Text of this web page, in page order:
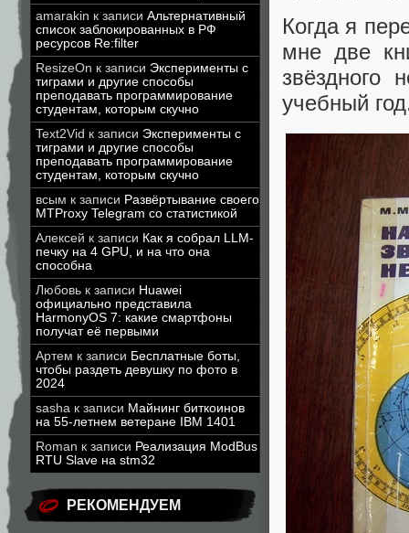
amarakin к записи Альтернативный
список заблокированных в РФ
ресурсов Re:filter
ResizeOn к записи Эксперименты с
тиграми и другие способы
преподавать программирование
студентам, которым скучно
Text2Vid к записи Эксперименты с
тиграми и другие способы
преподавать программирование
студентам, которым скучно
всым к записи Развёртывание своего
MTProxy Telegram со статистикой
Алексей к записи Как я собрал LLM-
печку на 4 GPU, и на что она
способна
Любовь к записи Huawei
официально представила
HarmonyOS 7: какие смартфоны
получат её первыми
Артем к записи Бесплатные боты,
чтобы раздеть девушку по фото в
2024
sasha к записи Майнинг биткоинов
на 55-летнем ветеране IBM 1401
Roman к записи Реализация ModBus
RTU Slave на stm32
РЕКОМЕНДУЕМ
Когда я
мне две
звёздного
учебный